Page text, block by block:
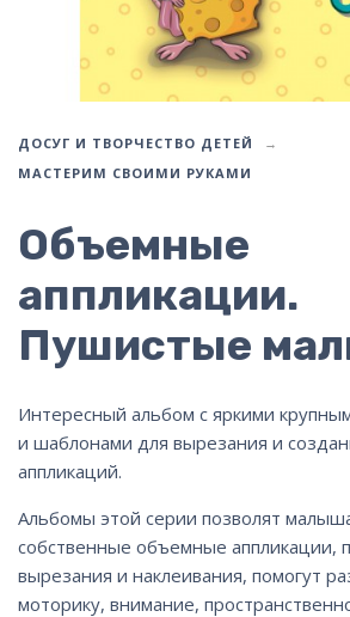
ДОСУГ И ТВОРЧЕСТВО ДЕТЕЙ
МАСТЕРИМ СВОИМИ РУКАМИ
Объемные
аппликации.
Пушистые
Интересный альбом с яркими
и шаблонами для вырезания и
аппликаций.
Альбомы этой серии позволят
собственные объемные аппликации,
вырезания и наклеивания, помогут
моторику, внимание,